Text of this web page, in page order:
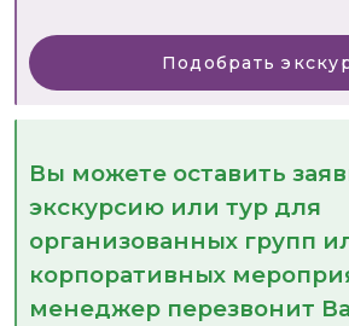
Подобрать
Вы можете оставить
экскурсию или тур для
организованных групп
корпоративных
менеджер перезвонит